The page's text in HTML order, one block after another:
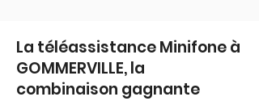
La téléassistance Minifone à
GOMMERVILLE, la
combinaison gagnante